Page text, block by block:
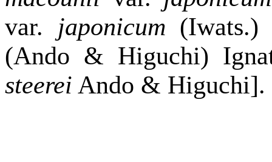
var. japonicum
(Ando & Higuchi)
steerei Ando & Higuchi].